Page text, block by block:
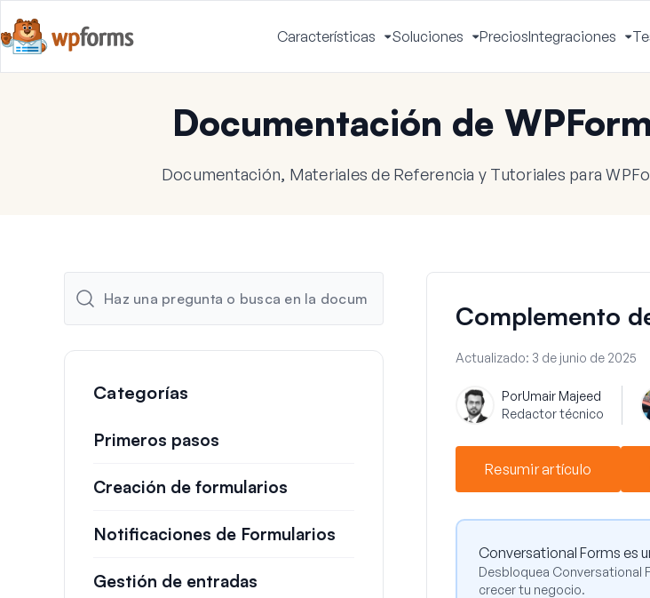
Características
Activar
menú
Soluciones
Activar
menú
PreciosIntegraciones
Documentación de
Documentación, Materiales de Referencia y Tutoriales para
Complemento
Actualizado: 3 de junio de 2025
PorUmair Majeed
Redactor técnico
Resumir artículo
Conversational Forms es
Desbloquea Conversational
crecer tu negocio.
Categorías
Primeros pasos
Creación de formularios
Notificaciones de Formularios
Gestión de entradas